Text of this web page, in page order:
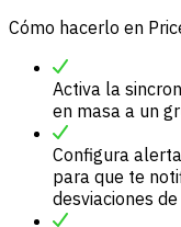
Cómo hacerlo en
Activa la
en masa a un
Configura
para que te
desviaciones